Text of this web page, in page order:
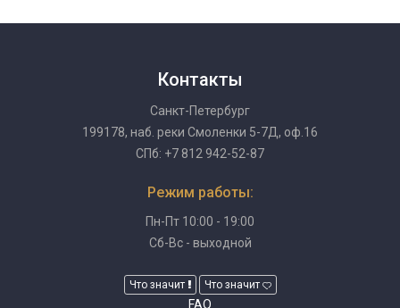
Контакты
Санкт-Петербург
199178, наб. реки Смоленки 5-7Д, оф.16
СПб: +7 812 942-52-87
Режим работы:
Пн-Пт 10:00 - 19:00
Сб-Вс - выходной
Что значит Что значит
FAQ